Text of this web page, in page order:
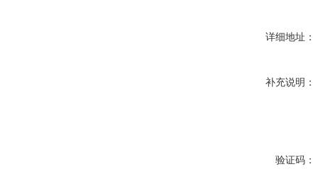
详细地址：
补充说明：
验证码：